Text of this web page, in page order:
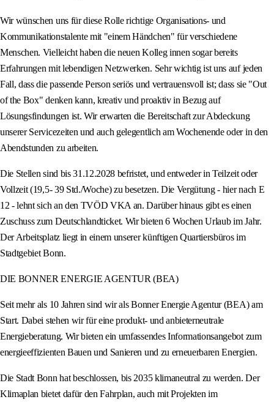
Wir wünschen uns für diese Rolle richtige Organisations- und
Kommunikationstalente mit "einem Händchen" für verschiedene
Menschen. Vielleicht haben die neuen Kolleg innen sogar bereits
Erfahrungen mit lebendigen Netzwerken. Sehr wichtig ist uns auf jeden
Fall, dass die passende Person seriös und vertrauensvoll ist; dass sie "Out
of the Box" denken kann, kreativ und proaktiv in Bezug auf
Lösungsfindungen ist. Wir erwarten die Bereitschaft zur Abdeckung
unserer Servicezeiten und auch gelegentlich am Wochenende oder in den
Abendstunden zu arbeiten.
Die Stellen sind bis 31.12.2028 befristet, und entweder in Teilzeit oder
Vollzeit (19,5- 39 Std./Woche) zu besetzen. Die Vergütung - hier nach E
12 - lehnt sich an den TVÖD VKA an. Darüber hinaus gibt es einen
Zuschuss zum Deutschlandticket. Wir bieten 6 Wochen Urlaub im Jahr.
Der Arbeitsplatz liegt in einem unserer künftigen Quartiersbüros im
Stadtgebiet Bonn.
DIE BONNER ENERGIE AGENTUR (BEA)
Seit mehr als 10 Jahren sind wir als Bonner Energie Agentur (BEA) am
Start. Dabei stehen wir für eine produkt- und anbieterneutrale
Energieberatung. Wir bieten ein umfassendes Informationsangebot zum
energieeffizienten Bauen und Sanieren und zu erneuerbaren Energien.
Die Stadt Bonn hat beschlossen, bis 2035 klimaneutral zu werden. Der
Klimaplan bietet dafür den Fahrplan, auch mit Projekten im